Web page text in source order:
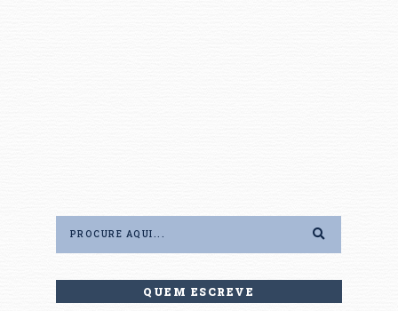
QUEM ESCREVE